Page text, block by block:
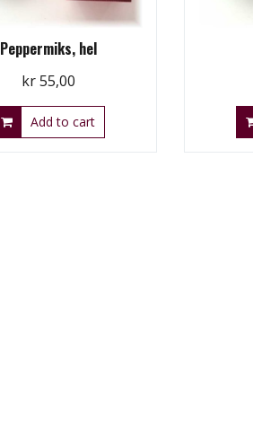
Peppermiks, hel
kr55,00
Add to cart